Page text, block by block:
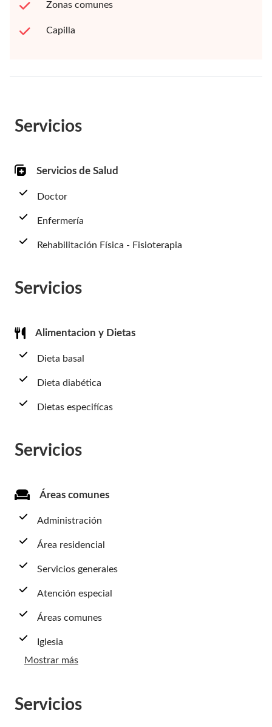
Zonas comunes
Capilla
Servicios
Servicios de Salud
Doctor
Enfermería
Rehabilitación Física - Fisioterapia
Servicios
Alimentacion y Dietas
Dieta basal
Dieta diabética
Dietas especifícas
Servicios
Áreas comunes
Administración
Área residencial
Servicios generales
Atención especial
Áreas comunes
Iglesia
Mostrar más
Servicios